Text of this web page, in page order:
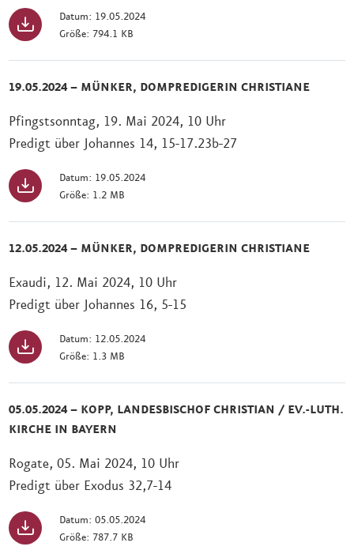
Datum: 19.05.2024
Größe: 794.1 KB
19.05.2024 – MÜNKER, DOMPREDIGERIN CHRISTIANE
Pfingstsonntag, 19. Mai 2024, 10 Uhr
Predigt über Johannes 14, 15-17.23b-27
Datum: 19.05.2024
Größe: 1.2 MB
12.05.2024 – MÜNKER, DOMPREDIGERIN CHRISTIANE
Exaudi, 12. Mai 2024, 10 Uhr
Predigt über Johannes 16, 5-15
Datum: 12.05.2024
Größe: 1.3 MB
05.05.2024 – KOPP, LANDESBISCHOF CHRISTIAN / EV.-LUTH.
KIRCHE IN BAYERN
Rogate, 05. Mai 2024, 10 Uhr
Predigt über Exodus 32,7-14
Datum: 05.05.2024
Größe: 787.7 KB